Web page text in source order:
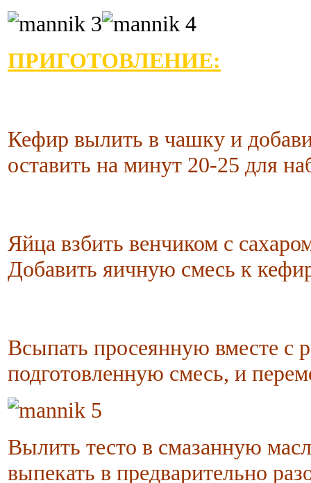
ПРИГОТОВЛЕНИЕ:
Кефир вылить в чашку и
оставить на минут 20-25 для
Яйца взбить венчиком с
Добавить яичную смесь к
Всыпать просеянную вместе с
подготовленную смесь, и
Вылить тесто в смазанную
выпекать в предварительно